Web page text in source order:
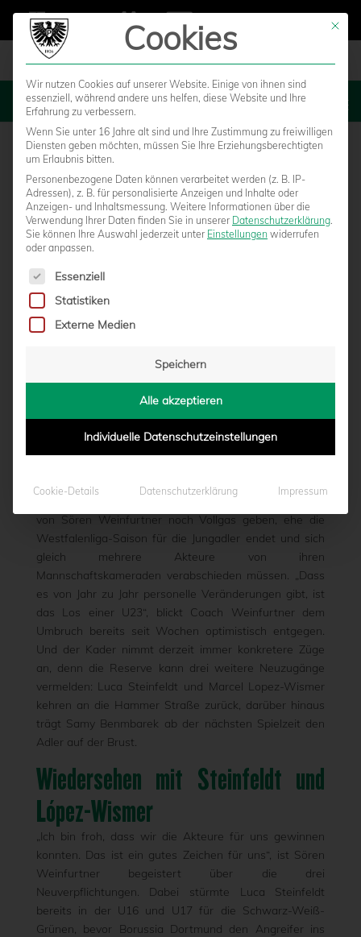
MENU
STEINFELDT, BENMBAREK, LOPEZ-
NEUZUGÄNGE
vonMoritz Schwegmann|25.05.2016 - 12:40
vor der Brust, ein letztes Mal müssen die Schützlinge
von Sören Weinfurtner noch Vollgas geben, ehe die
Westfalenliga-Saison für die Jungadler endet und sich
gleich mehrere Akteure von ihren
Mannschaftskameraden verabschieden müssen. „Dass
es von Jahr zu Jahr personelle Veränderungen gibt, ist
das Los einer U23“, blickt Coach Weinfurtner dem
Umbruch bereits seit Wochen optimistisch entgegen.
Und der Kader nimmt derzeit immer konkretere Züge
an, denn die Reserve kann drei weitere Neuzugänge
vermelden: Luca Steinfeldt und Marcel Lopez-Wismer
kehren an die Hammer Straße zurück, darüber hinaus
trägt Samy Benmbarek ab der nächsten Spielzeit den
Adler auf der Brust.
Wiedersehen mit Steinfeldt und
López-Wismer
„Ich bin froh, dass wir die Akteure für uns gewinnen
konnten. Das ist ein gutes Zeichen für uns“, ist Sören
Weinfurtner begeistert über die drei
Neuverpflichtungen. Dabei stürmte Luca Steinfeldt
bereits in der U16 und U17 für die Schwarz-Weiß-
Grünen, bevor Borussia Dortmund den Angreifer ins
Mit
Cookies
Wir nutzen Cookies auf unserer Website. Einige von ihnen sind
essenziell, während andere uns helfen, diese Website und Ihre
Erfahrung zu verbessern.
Wenn Sie unter 16 Jahre alt sind und Ihre Zustimmung zu freiwilligen
Diensten geben möchten, müssen Sie Ihre Erziehungsberechtigten
um Erlaubnis bitten.
Personenbezogene Daten können verarbeitet werden (z. B. IP-
Adressen), z. B. für personalisierte Anzeigen und Inhalte oder
Anzeigen- und Inhaltsmessung. Weitere Informationen über die
Verwendung Ihrer Daten finden Sie in unserer Datenschutzerklärung.
Sie können Ihre Auswahl jederzeit unter Einstellungen widerrufen
oder anpassen.
Es folgt eine Liste der Service-Gruppen, für die eine
Essenziell
Statistiken
Externe Medien
Speichern
Alle akzeptieren
Individuelle Datenschutzeinstellungen
Cookie-Details Datenschutzerklärung Impressum